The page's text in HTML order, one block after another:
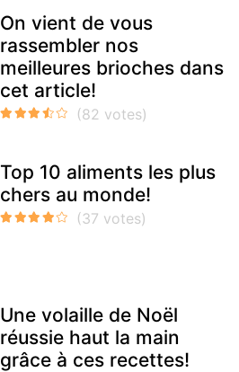
On vient de vous
rassembler nos
meilleures brioches dans
cet article!
Top 10 aliments les plus
chers au monde!
Une volaille de Noël
réussie haut la main
grâce à ces recettes!